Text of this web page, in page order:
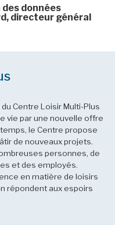
données
directeur général
Centre Loisir Multi-Plus
vie par une nouvelle offre
le Centre propose
de nouveaux projets.
personnes, de
et des employés.
en matière de loisirs
répondent aux espoirs